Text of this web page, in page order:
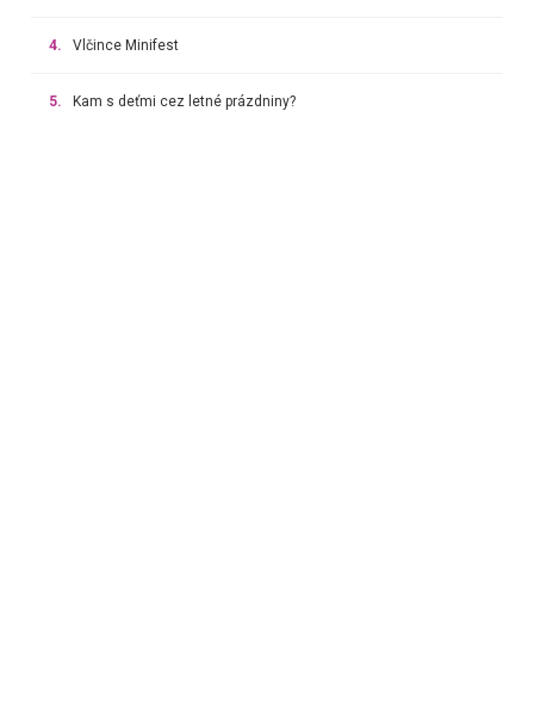
4. Vlčince Minifest
5. Kam s deťmi cez letné prázdniny?